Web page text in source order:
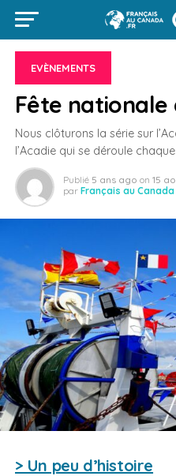
EVÈNEMENTS
Fête nationale
Nous clôturons la série sur
l’Acadie qui se déroule
Publié 5 ans ago on 15
par Français au Canada
> Un peu d’histoire